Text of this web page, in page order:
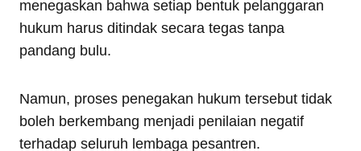
menegaskan bahwa setiap bentuk pelanggaran
hukum harus ditindak secara tegas tanpa
pandang bulu.
Namun, proses penegakan hukum tersebut tidak
boleh berkembang menjadi penilaian negatif
terhadap seluruh lembaga pesantren.